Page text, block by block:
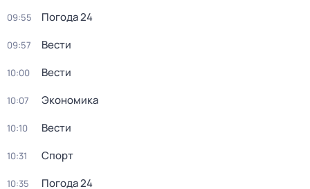
09:55 Погода 24
09:57 Вести
10:00 Вести
10:07 Экономика
10:10 Вести
10:31 Спорт
10:35 Погода 24